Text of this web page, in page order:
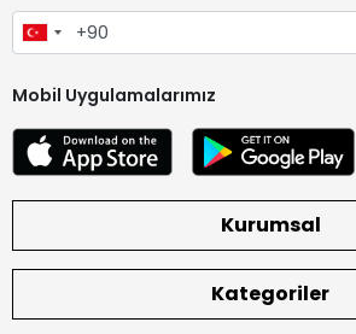
Mobil Uygulamalarımız
Kurumsal
Kategoriler